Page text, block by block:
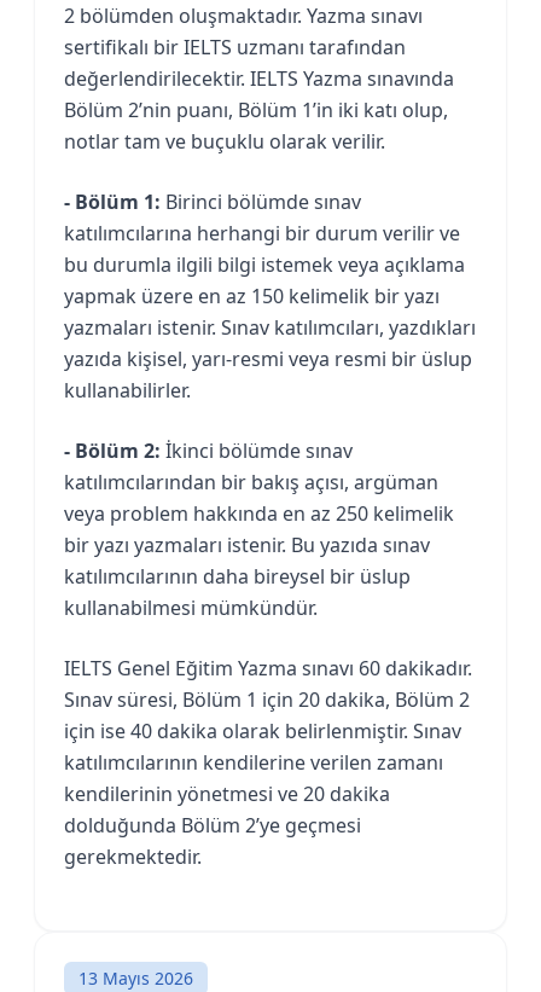
2 bölümden oluşmaktadır. Yazma sınavı
sertifikalı bir IELTS uzmanı tarafından
değerlendirilecektir. IELTS Yazma sınavında
Bölüm 2’nin puanı, Bölüm 1’in iki katı olup,
notlar tam ve buçuklu olarak verilir.
- Bölüm 1: Birinci bölümde sınav
katılımcılarına herhangi bir durum verilir ve
bu durumla ilgili bilgi istemek veya açıklama
yapmak üzere en az 150 kelimelik bir yazı
yazmaları istenir. Sınav katılımcıları, yazdıkları
yazıda kişisel, yarı-resmi veya resmi bir üslup
kullanabilirler.
- Bölüm 2: İkinci bölümde sınav
katılımcılarından bir bakış açısı, argüman
veya problem hakkında en az 250 kelimelik
bir yazı yazmaları istenir. Bu yazıda sınav
katılımcılarının daha bireysel bir üslup
kullanabilmesi mümkündür.
IELTS Genel Eğitim Yazma sınavı 60 dakikadır.
Sınav süresi, Bölüm 1 için 20 dakika, Bölüm 2
için ise 40 dakika olarak belirlenmiştir. Sınav
katılımcılarının kendilerine verilen zamanı
kendilerinin yönetmesi ve 20 dakika
dolduğunda Bölüm 2’ye geçmesi
gerekmektedir.
13 Mayıs 2026